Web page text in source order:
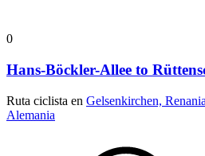
0
Hans-Böckler-Allee to
Ruta ciclista en Gelsenkirchen,
Alemania